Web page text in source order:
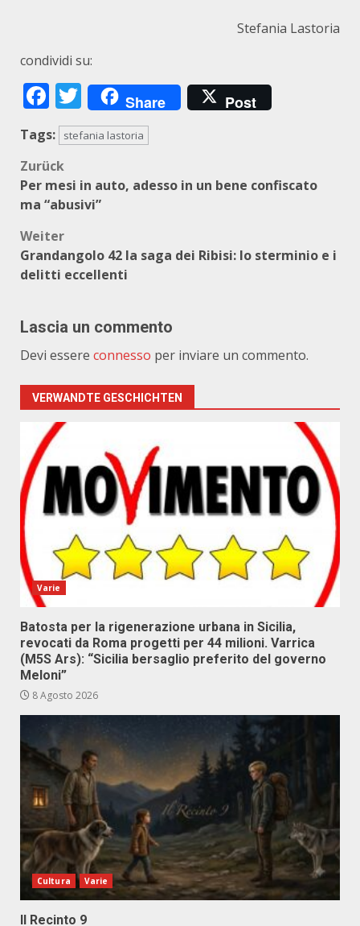
Stefania Lastoria
condividi su:
Facebook
Twitter
Share Post
Tags: stefania lastoria
Beitragsnavigation
Zurück
Per mesi in auto, adesso in un bene confiscato
ma “abusivi”
Weiter
Grandangolo 42 la saga dei Ribisi: lo sterminio e i
delitti eccellenti
Lascia un commento
Devi essere connesso per inviare un commento.
VERWANDTE GESCHICHTEN
Varie
Batosta per la rigenerazione urbana in Sicilia,
revocati da Roma progetti per 44 milioni. Varrica
(M5S Ars): “Sicilia bersaglio preferito del governo
Meloni”
8 Agosto 2026
Cultura Varie
Il Recinto 9